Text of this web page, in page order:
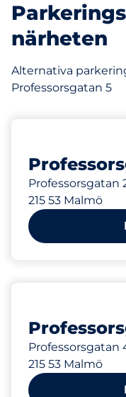
närheten
Alternativa
Professorsgatan 5
Professorsgatan
215 53 Malmö
Professorsgatan
215 53 Malmö